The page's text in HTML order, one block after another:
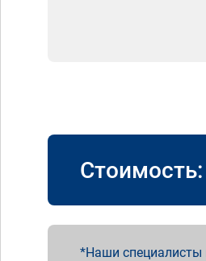
Наши специалисты